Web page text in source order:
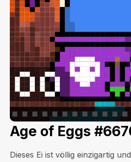
Age of Eggs
Dieses Ei ist völlig einzigartig